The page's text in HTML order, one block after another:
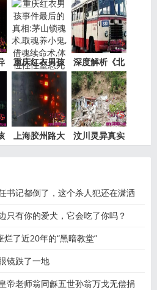
事件是
“阴兵
重庆红衣男孩
事件最
深度解析《北
京公交
上海胶州路大
汶川灵异真实
书记都倒了，这个杀人犯还在潇洒
只有你的爱犬，它会吃了你吗？
烂了近20年的“黑暗教堂”
镜跌了一地
帝老师翁同龢五世孙翁万戈无偿捐